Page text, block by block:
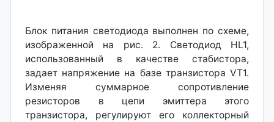
Блок питания светодиода выполнен по схеме,
изображенной на рис. 2. Светодиод HL1,
использованный в качестве стабистора,
задает напряжение на базе транзистора VT1.
Изменяя суммарное сопротивление
резисторов в цепи эмиттера этого
транзистора, регулируют его коллекторный